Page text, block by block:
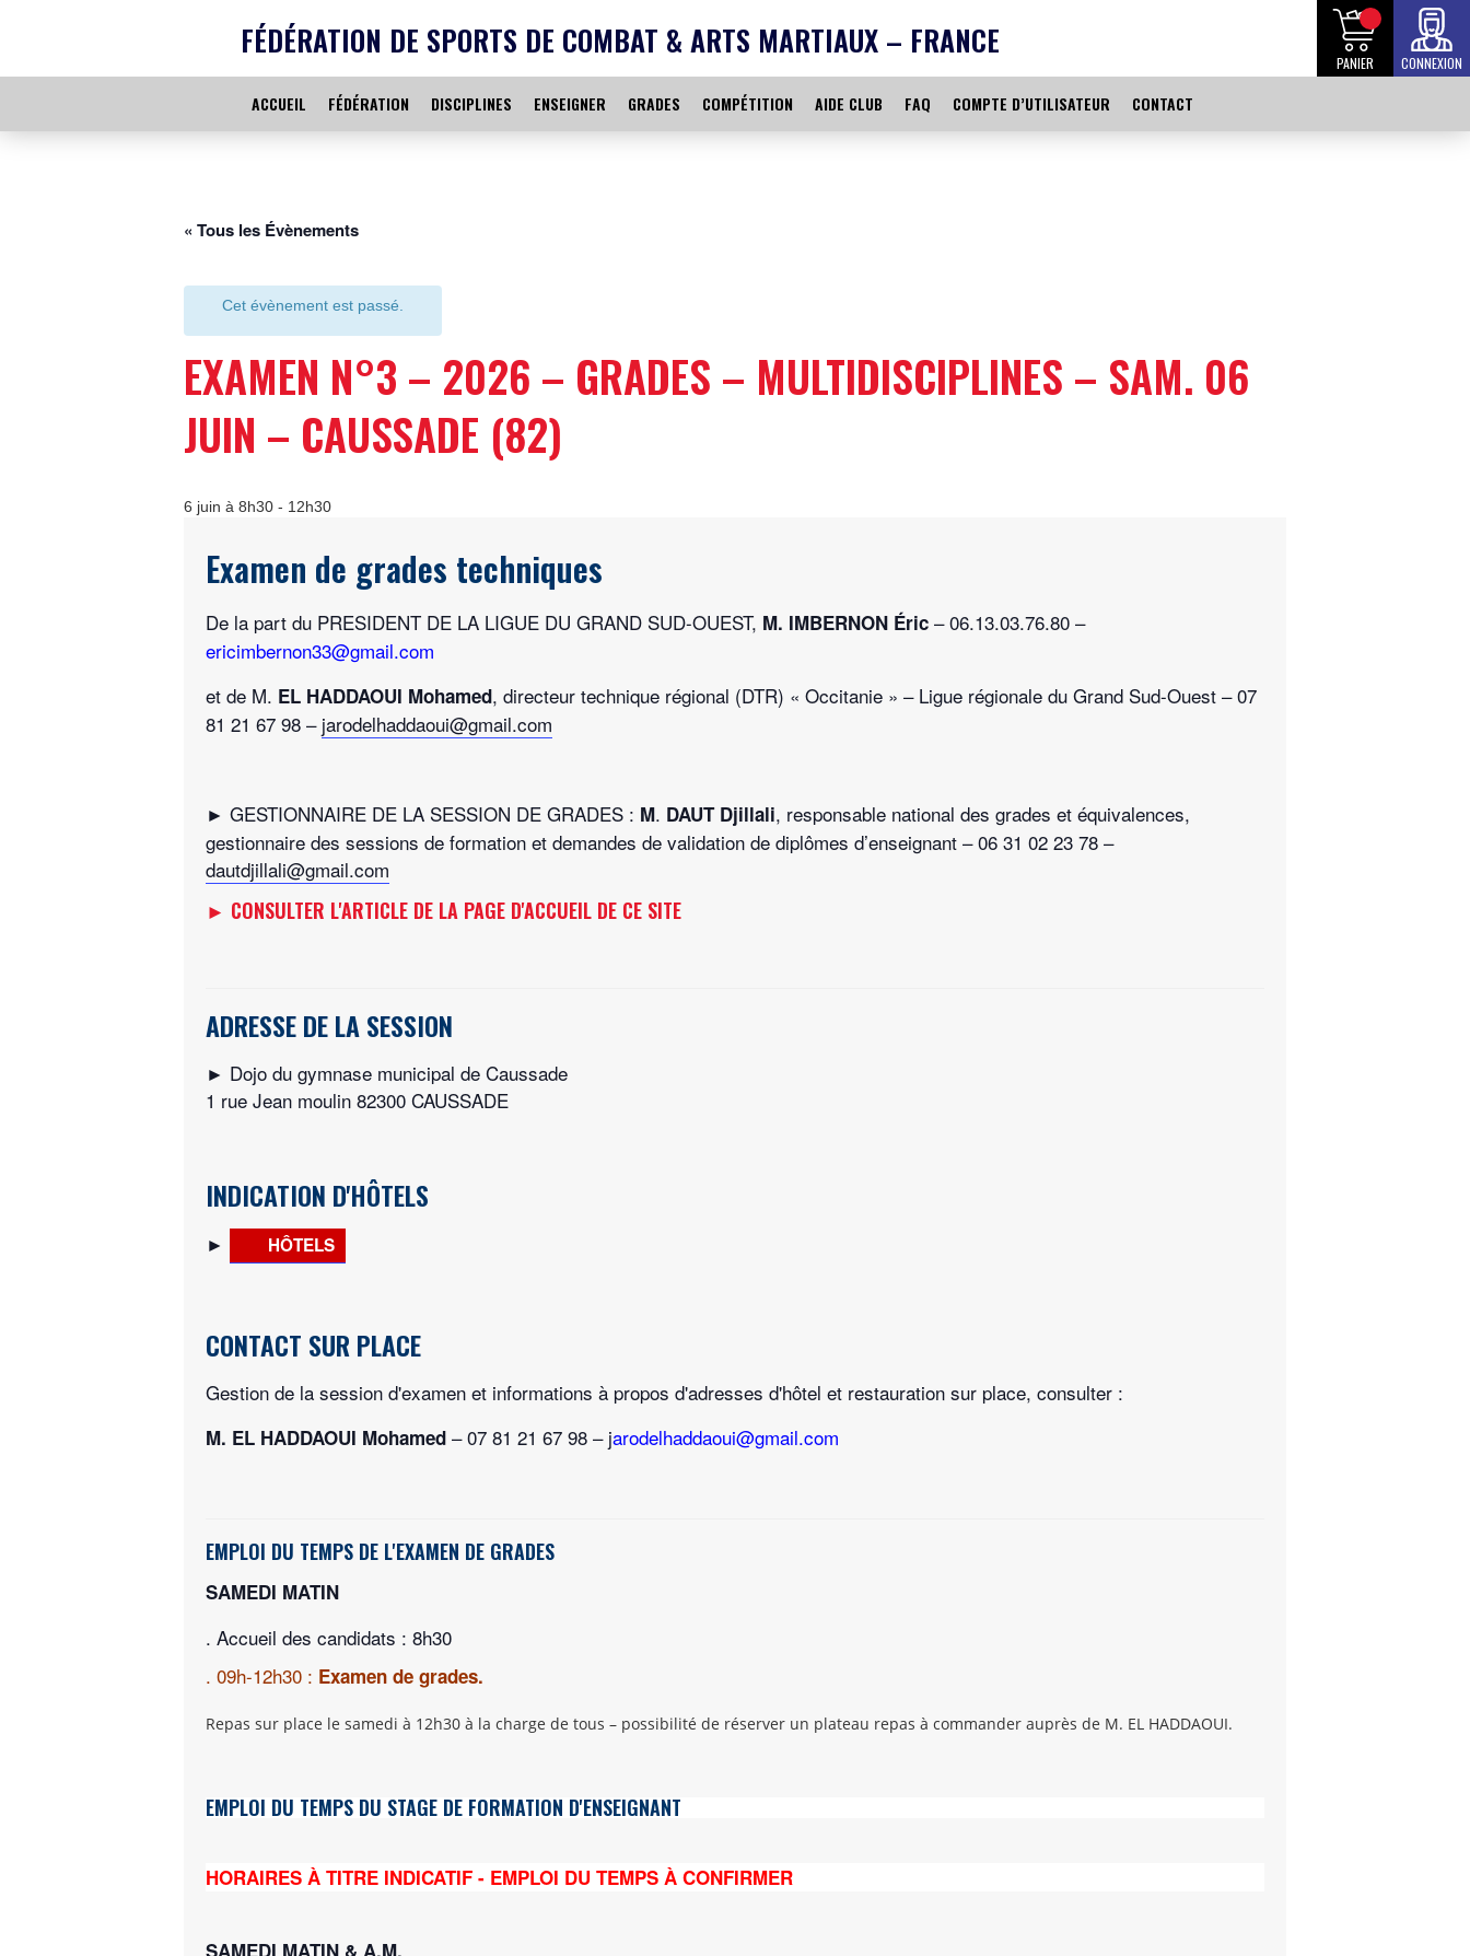
FÉDÉRATION DE SPORTS DE COMBAT & ARTS MARTIAUX – FRANCE
PANIER CONNEXION
ACCUEIL FÉDÉRATION DISCIPLINES ENSEIGNER GRADES COMPÉTITION AIDE CLUB FAQ COMPTE D’UTILISATEUR CONTACT
« Tous les Évènements
Cet évènement est passé.
EXAMEN N°3 – 2026 – GRADES – MULTIDISCIPLINES – SAM. 06
JUIN – CAUSSADE (82)
6 juin à 8h30 - 12h30
Examen de grades techniques
De la part du PRESIDENT DE LA LIGUE DU GRAND SUD-OUEST, M. IMBERNON Éric – 06.13.03.76.80 –
ericimbernon33@gmail.com
et de M. EL HADDAOUI Mohamed, directeur technique régional (DTR) « Occitanie » – Ligue régionale du Grand Sud-Ouest – 07
81 21 67 98 – jarodelhaddaoui@gmail.com
► GESTIONNAIRE DE LA SESSION DE GRADES : M. DAUT Djillali, responsable national des grades et équivalences,
gestionnaire des sessions de formation et demandes de validation de diplômes d’enseignant – 06 31 02 23 78 –
dautdjillali@gmail.com
► CONSULTER L'ARTICLE DE LA PAGE D'ACCUEIL DE CE SITE
ADRESSE DE LA SESSION
► Dojo du gymnase municipal de Caussade
1 rue Jean moulin 82300 CAUSSADE
INDICATION D'HÔTELS
► HÔTELS
CONTACT SUR PLACE
Gestion de la session d'examen et informations à propos d'adresses d'hôtel et restauration sur place, consulter :
M. EL HADDAOUI Mohamed – 07 81 21 67 98 – jarodelhaddaoui@gmail.com
EMPLOI DU TEMPS DE L'EXAMEN DE GRADES
SAMEDI MATIN
. Accueil des candidats : 8h30
. 09h-12h30 : Examen de grades.
Repas sur place le samedi à 12h30 à la charge de tous – possibilité de réserver un plateau repas à commander auprès de M. EL HADDAOUI.
EMPLOI DU TEMPS DU STAGE DE FORMATION D'ENSEIGNANT
HORAIRES À TITRE INDICATIF - EMPLOI DU TEMPS À CONFIRMER
SAMEDI MATIN & A.M.